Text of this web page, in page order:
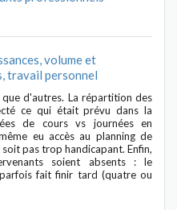
volume et
travail personnel
d'autres. La répartition des
ce qui était prévu dans la
de cours vs journées en
eu accès au planning de
pas trop handicapant. Enfin,
soient absents : le
fait finir tard (quatre ou